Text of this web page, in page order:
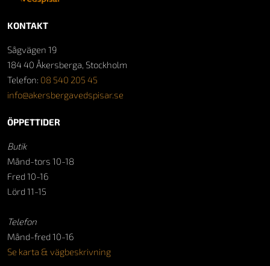
KONTAKT
Sågvägen 19
184 40 Åkersberga, Stockholm
Telefon: 08 540 205 45
info@akersbergavedspisar.se
ÖPPETTIDER
Butik
Månd-tors 10-18
Fred 10-16
Lörd 11-15
Telefon
Månd-fred 10-16
Se karta & vägbeskrivning